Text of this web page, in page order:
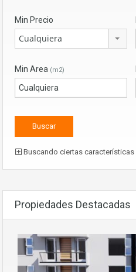
Min Precio
Cualquiera
Min Area (m2)
Buscando ciertas características
Propiedades Destacadas